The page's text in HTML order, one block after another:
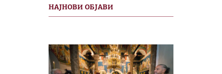
НАЈНОВИ ОБЈАВИ